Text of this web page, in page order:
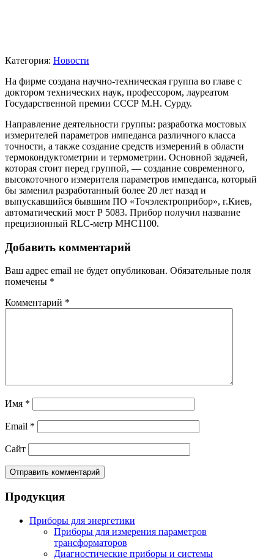
Категория: Новости
На фирме создана научно-техническая группа во главе с
доктором технических наук, профессором, лауреатом
Государственной премии СССР М.Н. Сурду.
Направление деятельности группы: разработка мостовых
измерителей параметров импеданса различного класса
точности, а также создание средств измерений в области
термокондуктометрии и термометрии. Основной задачей,
которая стоит перед группой, — создание современного,
высокоточного измерителя параметров импеданса, который
бы заменил разработанный более 20 лет назад и
выпускавшийся бывшим ПО «Точэлектроприбор», г.Киев,
автоматический мост Р 5083. Прибор получил название
прецизионный RLC-метр МНС1100.
Добавить комментарий
Ваш адрес email не будет опубликован. Обязательные поля
помечены *
Комментарий *
Имя *
Email *
Сайт
Продукция
Приборы для энергетики
Приборы для измерения параметров
трансформаторов
Диагностические приборы и системы